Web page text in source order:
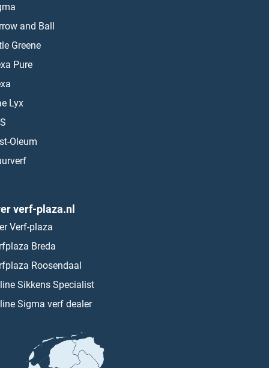
and Ball
Greene
Pure
Lyx
Oleum
verf-plaza.nl
Verf-plaza
Breda
Roosendaal
Sikkens Specialist
Sigma verf dealer